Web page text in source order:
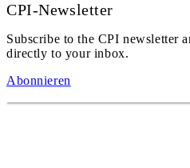
CPI-Newsletter
Subscribe to the CPI newsletter
directly to your inbox.
Abonnieren